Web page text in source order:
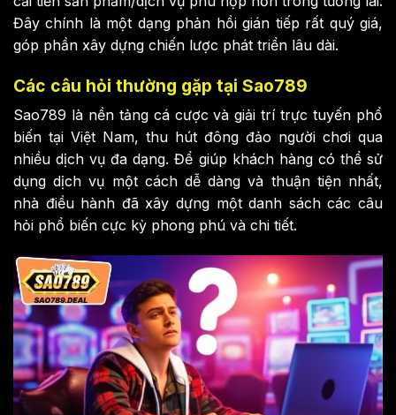
Đây chính là một dạng phản hồi gián tiếp rất quý giá,
góp phần xây dựng chiến lược phát triển lâu dài.
Các câu hỏi thường gặp tại Sao789
Sao789 là nền tảng cá cược và giải trí trực tuyến phổ
biến tại Việt Nam, thu hút đông đảo người chơi qua
nhiều dịch vụ đa dạng. Để giúp khách hàng có thể sử
dụng dịch vụ một cách dễ dàng và thuận tiện nhất,
nhà điều hành đã xây dựng một danh sách các câu
hỏi phổ biến cực kỳ phong phú và chi tiết.